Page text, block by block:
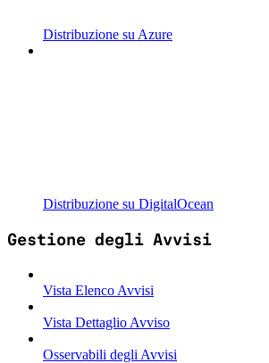
Distribuzione su Azure
Distribuzione su DigitalOcean
Gestione degli Avvisi
Vista Elenco Avvisi
Vista Dettaglio Avviso
Osservabili degli Avvisi